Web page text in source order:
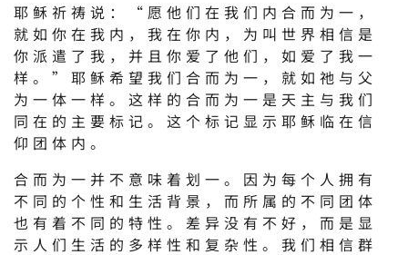
耶稣祈祷说：“愿他们在我们内合而为一，
就如你在我内，我在你内，为叫世界相信是
你派遣了我，并且你爱了他们，如爱了我一
样。”耶稣希望我们合而为一，就如祂与父
为一体一样。这样的合而为一是天主与我们
同在的主要标记。这个标记显示耶稣临在信
仰团体内。
合而为一并不意味着划一。因为每个人拥有
不同的个性和生活背景，而所属的不同团体
也有着不同的特性。差异没有不好，而是显
示人们生活的多样性和复杂性。我们相信群